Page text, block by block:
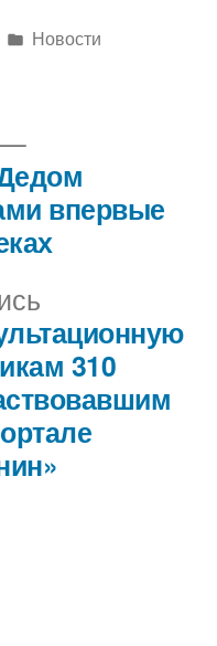
Написано
Новости
запись:
310
Следующая
запись:
впервые